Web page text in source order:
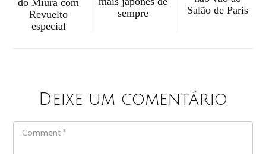
do Miura com
Revuelto
especial
sempre
Salão de Paris
Deixe um comentário
COMMENT